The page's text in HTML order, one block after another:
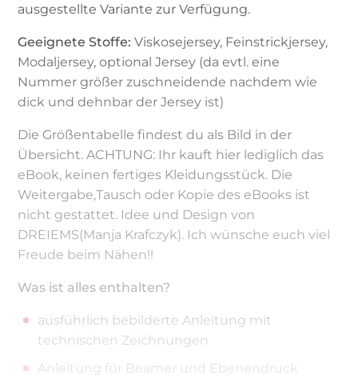
ausgestellte Variante zur Verfügung.
Geeignete Stoffe: Viskosejersey, Feinstrickjersey,
Modaljersey, optional Jersey (da evtl. eine
Nummer größer zuschneidende nachdem wie
dick und dehnbar der Jersey ist)
Die Größentabelle findest du als Bild in der
Übersicht. ACHTUNG: Ihr kauft hier lediglich das
eBook, keinen fertiges Kleidungsstück. Die
Weitergabe,Tausch oder Kopie des eBooks ist
nicht gestattet. Idee und Design von
DREIEMS(Manja Krafczyk). Ich wünsche euch viel
Freude beim Nähen!!
Was ist alles enthalten?
ausführlich bebilderte Anleitung mit
technischen Zeichnungen
Anleitung für Beamer und Ebenendruck